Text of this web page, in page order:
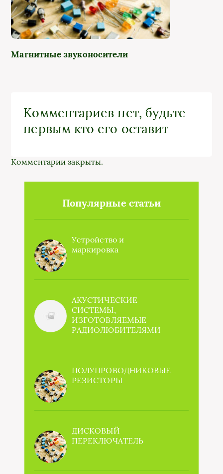
Магнитные звуконосители
Комментариев нет, будьте
первым кто его оставит
Комментарии закрыты.
Популярные статьи
Устройство и
маркировка
АКУСТИЧЕСКИЕ
СИСТЕМЫ,
ИЗГОТОВЛЯЕМЫЕ
РАДИОЛЮБИТЕЛЯМИ
ПОЛУПРОВОДНИКОВЫЕ
РЕЗИСТОРЫ
ДИСКОВЫЙ
ПЕРЕКЛЮЧАТЕЛЬ